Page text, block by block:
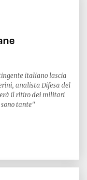
italiano lascia
analista Difesa del
il ritiro dei militari
tante"